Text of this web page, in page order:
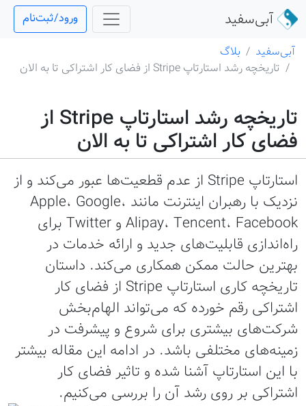
آبی‌سفید
ورود/ثبت‌نام
آبی‌سفید
بلاگ
تاریخچه رشد استارتاپ Stripe از فضای کار اشتراکی تا به الان
تاریخچه رشد استارتاپ Stripe از
فضای کار اشتراکی تا به الان
استارتاپ Stripe از عدم قطعیت‌ها عبور می‌کند و از
نزدیک با رهبران اینترنت مانند Apple، Google،
Alipay، Tencent، Facebook و Twitter برای
راه‌اندازی قابلیت‌های جدید و ارائه خدمات در
بهترین حالت ممکن همکاری می‌کند. داستان
تاریخچه کاری استارتاپ Stripe از فضای کار
اشتراکی رقم خورده که می‌تواند الهام‌بخش
شرکت‌های بیشتری برای شروع و پیشرفت در
زمینه‌های مختلفی باشد. در ادامه این مقاله بیشتر
با این استارتاپ آشنا شده و تاثیر فضای کار
اشتراکی بر روی رشد آن را بررسی می‌کنیم.